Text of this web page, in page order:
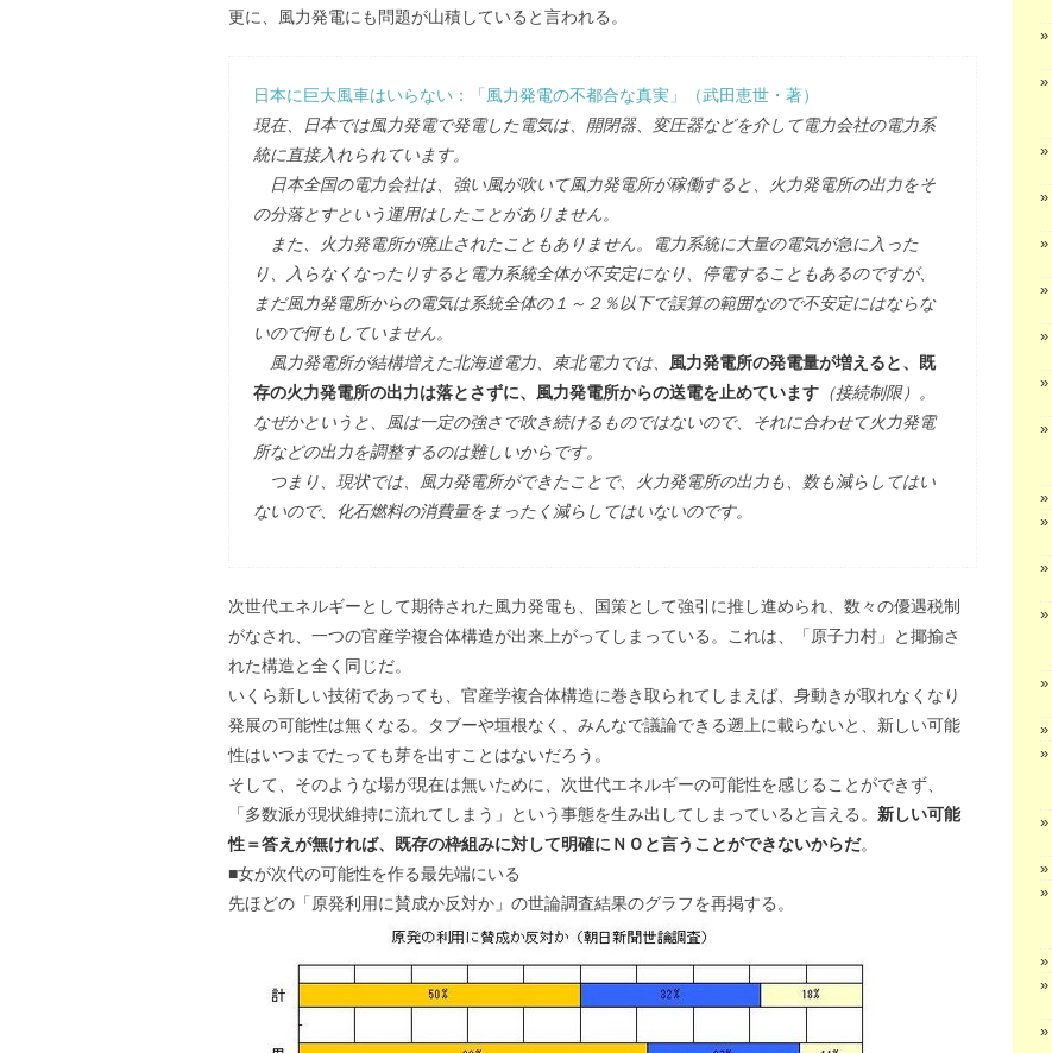
更に、風力発電にも問題が山積していると言われる。
日本に巨大風車はいらない：「風力発電の不都合な真実」（武田恵世・著）
現在、日本では風力発電で発電した電気は、開閉器、変圧器などを介して電力会社の電力系
統に直接入れられています。
日本全国の電力会社は、強い風が吹いて風力発電所が稼働すると、火力発電所の出力をそ
の分落とすという運用はしたことがありません。
また、火力発電所が廃止されたこともありません。電力系統に大量の電気が急に入った
り、入らなくなったりすると電力系統全体が不安定になり、停電することもあるのですが、
まだ風力発電所からの電気は系統全体の１～２％以下で誤算の範囲なので不安定にはならな
いので何もしていません。
風力発電所が結構増えた北海道電力、東北電力では、 風力発電所の発電量が増えると、既
存の火力発電所の出力は落とさずに、風力発電所からの送電を止めています （接続制限）。
なぜかというと、風は一定の強さで吹き続けるものではないので、それに合わせて火力発電
所などの出力を調整するのは難しいからです。
つまり、現状では、風力発電所ができたことで、火力発電所の出力も、数も減らしてはい
ないので、化石燃料の消費量をまったく減らしてはいないのです。
次世代エネルギーとして期待された風力発電も、国策として強引に推し進められ、数々の優遇税制
がなされ、一つの官産学複合体構造が出来上がってしまっている。これは、「原子力村」と揶揄さ
れた構造と全く同じだ。
いくら新しい技術であっても、官産学複合体構造に巻き取られてしまえば、身動きが取れなくなり
発展の可能性は無くなる。タブーや垣根なく、みんなで議論できる遡上に載らないと、新しい可能
性はいつまでたっても芽を出すことはないだろう。
そして、そのような場が現在は無いために、次世代エネルギーの可能性を感じることができず、
「多数派が現状維持に流れてしまう」という事態を生み出してしまっていると言える。 新しい可能
性＝答えが無ければ、既存の枠組みに対して明確にＮＯと言うことができないからだ。
■女が次代の可能性を作る最先端にいる
先ほどの「原発利用に賛成か反対か」の世論調査結果のグラフを再掲する。